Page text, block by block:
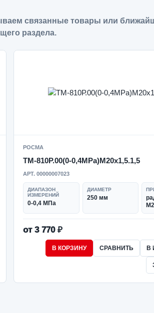
связанные товары или
раздела.
РОСМА
ТМ-810Р.00(0-0,4MPa)M20x1,5.1,5
АРТ. 00000007023
ДИАПАЗОН
ИЗМЕРЕНИЙ
0-0,4 МПа
ДИАМЕТР
250 мм
от 3 770 ₽
В КОРЗИНУ СРАВНИТЬ В